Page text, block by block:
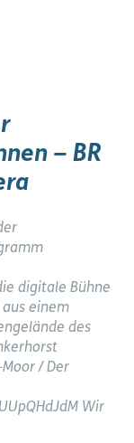
– BR
digitale Bühne
einem
des
/ Der
Wir